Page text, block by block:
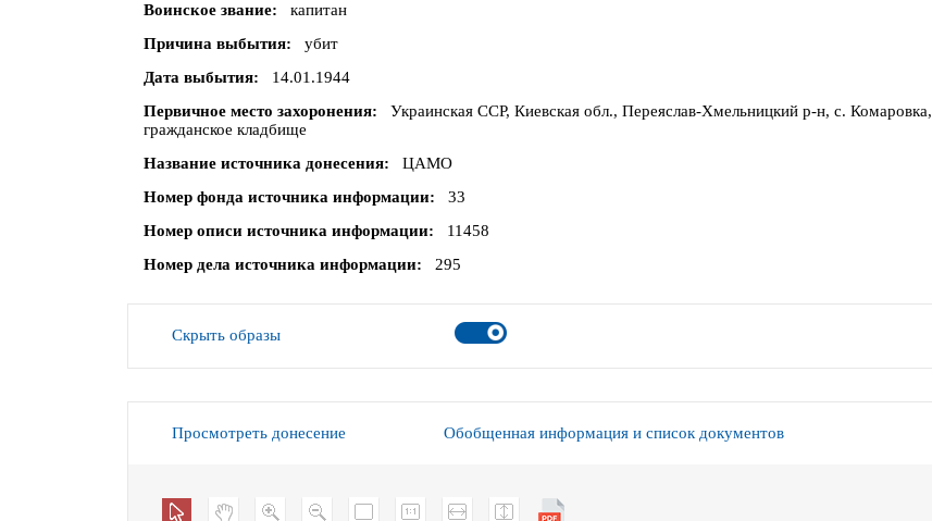
Воинское звание
капитан
Причина выбытия
убит
Дата выбытия
14.01.1944
Первичное место захоронения
Украинская ССР, Киевская обл., Переяслав-Хмельницкий р-н, с. Комаровка,
гражданское кладбище
Название источника донесения
ЦАМО
Номер фонда источника информации
33
Номер описи источника информации
11458
Номер дела источника информации
295
Скрыть образы
Просмотреть донесение Обобщенная информация и список документов